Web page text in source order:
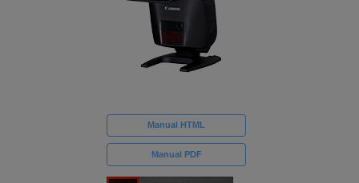
Manual HTML
Manual PDF